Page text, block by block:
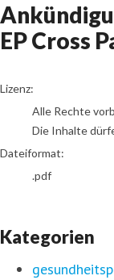
EP Cross
go to media item
Lizenz:
Alle Rechte
Die Inhalte
Dateiformat:
.pdf
Kategorien